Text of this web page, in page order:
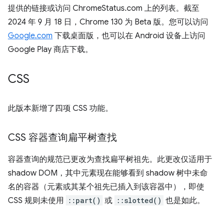
提供的链接或访问 ChromeStatus.com 上的列表。截至
2024 年 9 月 18 日，Chrome 130 为 Beta 版。您可以访问
Google.com 下载桌面版，也可以在 Android 设备上访问
Google Play 商店下载。
CSS
此版本新增了四项 CSS 功能。
CSS 容器查询扁平树查找
容器查询的规范已更改为查找扁平树祖先。此更改仅适用于
shadow DOM，其中元素现在能够看到 shadow 树中未命
名的容器（元素或其某个祖先已插入到该容器中），即使
CSS 规则未使用
::part() 或 ::slotted() 也是如此。